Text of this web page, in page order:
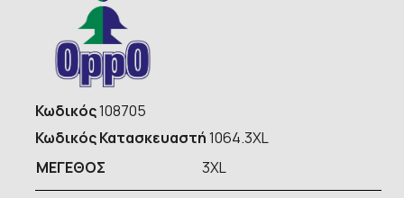
Κωδικός108705
Κωδικός Κατασκευαστή1064.3XL
ΜΕΓΕΘΟΣ
3XL